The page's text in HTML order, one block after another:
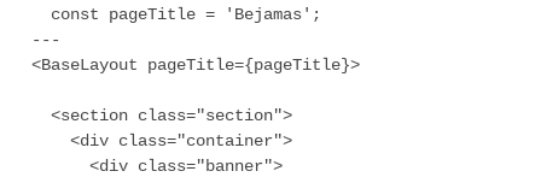
  const pageTitle = 'Bejamas';
---
<BaseLayout pageTitle={pageTitle}>
  <section class="section">
    <div class="container">
      <div class="banner">